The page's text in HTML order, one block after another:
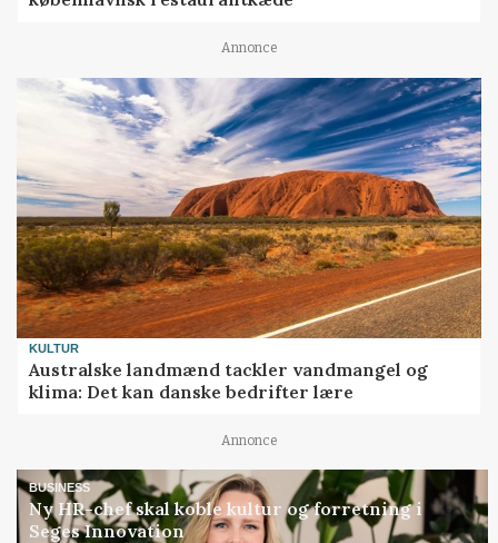
Annonce
KULTUR
Australske landmænd tackler vandmangel og
klima: Det kan danske bedrifter lære
Annonce
BUSINESS
Ny HR-chef skal koble kultur og forretning i
Seges Innovation